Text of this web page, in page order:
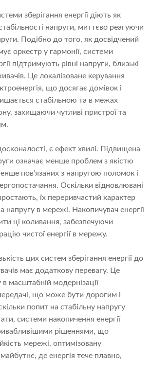
зберігання енергії діють як
напруги, миттєво реагуючи
Подібно до того, як досвідчений
оркестр у гармонії, системи
підтримують рівні напруги, близькі
Це локалізоване керування
що досягає домівок і
стабільною та в межах
захищаючи чутливі пристрої та
є ефект хвилі. Підвищена
означає менше проблем з якістю
пов’язаних з напругою поломок і
Оскільки відновлювані
їх переривчастий характер
напругу в мережі. Накопичувач енергії
ці коливання, забезпечуючи
чистої енергії в мережу.
цих систем зберігання енергії до
має додаткову перевагу. Це
масштабній модернізації
що може бути дорогим і
попит на стабільну напругу
системи накопичення енергії
рішеннями, що
мережі, оптимізовану
де енергія тече плавно,